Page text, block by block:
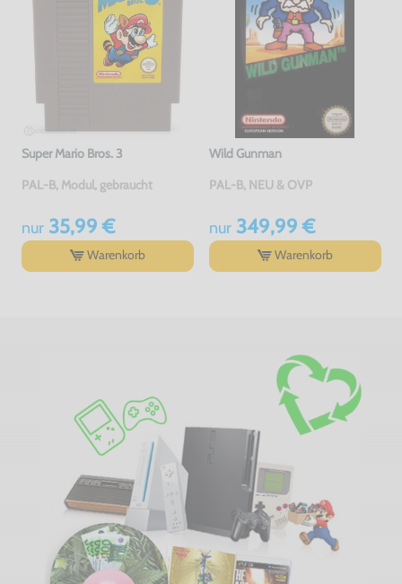
Super Mario Bros. 3
PAL-B, Modul, gebraucht
nur35,99 €
Warenkorb
Wild Gunman
PAL-B, NEU & OVP
nur349,99 €
Warenkorb